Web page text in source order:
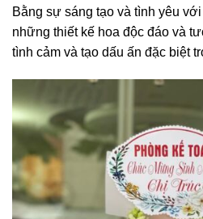
Bằng sự sáng tạo và tình yêu
những thiết kế hoa độc đáo và
tình cảm và tạo dấu ấn đặc biệt